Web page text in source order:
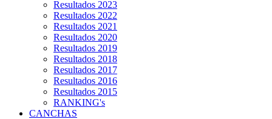
Resultados 2023
Resultados 2022
Resultados 2021
Resultados 2020
Resultados 2019
Resultados 2018
Resultados 2017
Resultados 2016
Resultados 2015
RANKING's
CANCHAS